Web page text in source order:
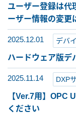
ユーザー登録は代
ーザー情報の変更
2025.12.01 デバ
ハードウェア版デ
2025.11.14 DXP
【Ver.7用】OPC
ください